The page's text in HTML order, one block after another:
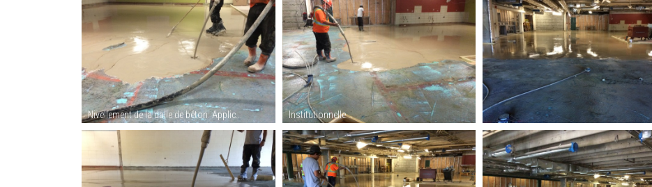
Nivellement de la dalle de béton. Applic... Institutionnelle...